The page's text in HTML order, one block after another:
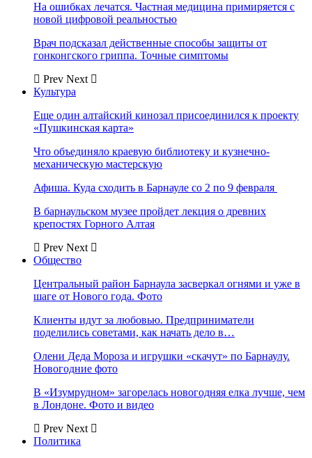
На ошибках лечатся. Частная медицина примиряется с
новой цифровой реальностью
Врач подсказал действенные способы защиты от
гонконгского гриппа. Точные симптомы
Prev Next
Культура
Еще один алтайский кинозал присоединился к проекту
«Пушкинская карта»
Что объединяло краевую библиотеку и кузнечно-
механическую мастерскую
Афиша. Куда сходить в Барнауле со 2 по 9 февраля
В барнаульском музее пройдет лекция о древних
крепостях Горного Алтая
Prev Next
Общество
Центральный район Барнаула засверкал огнями и уже в
шаге от Нового года. Фото
Клиенты идут за любовью. Предприниматели
поделились советами, как начать дело в…
Олени Деда Мороза и игрушки «скачут» по Барнаулу.
Новогодние фото
В «Изумрудном» загорелась новогодняя елка лучше, чем
в Лондоне. Фото и видео
Prev Next
Политика